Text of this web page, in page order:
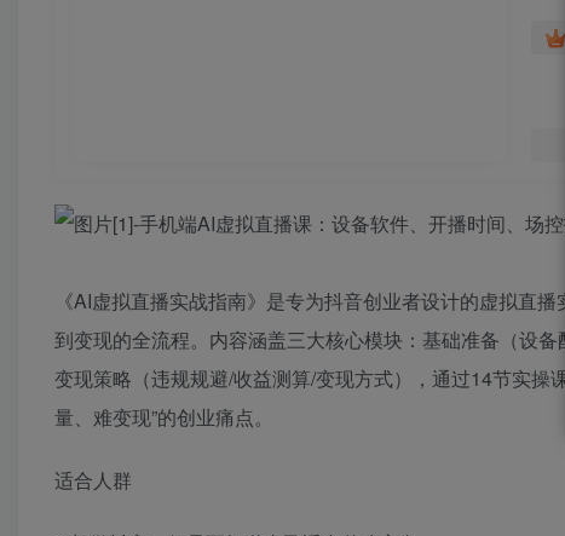
《AI虚拟直播实战指南》是专为抖音创业者设计的虚拟直
到变现的全流程。内容涵盖三大核心模块：基础准备（设
变现策略（违规规避/收益测算/变现方式），通过14节实
量、难变现”的创业痛点。
适合人群